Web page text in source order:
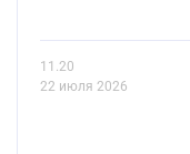
11.20
22 июля 2026